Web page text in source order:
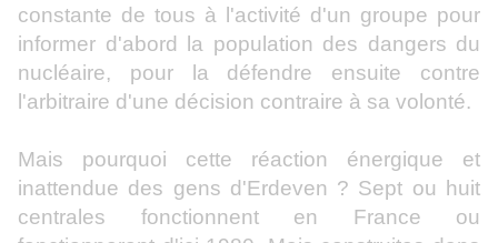
constante de tous à l'activité d'un groupe pour
informer d'abord la population des dangers du
nucléaire, pour la défendre ensuite contre
l'arbitraire d'une décision contraire à sa volonté.
Mais pourquoi cette réaction énergique et
inattendue des gens d'Erdeven ? Sept ou huit
centrales fonctionnent en France ou